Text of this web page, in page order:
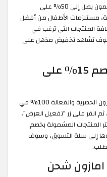
يقدم Amazon code خصم موثّق ومضمون يصل إلى 50% على
مستلزمات الأطفال من أفضل
المنتجات التي ترغب في
تشاهد تخفيض مذهل على
كيفية الحصول على خصم 15٪ على
ادخل إلى صفحة عروض وكوبونات امازون الحصرية والفعالة 100% في
انقر على زر "تفعيل العرض"،
المنتجات المشمولة بخصم
إلى سلة التسوق، وسوف
شحن